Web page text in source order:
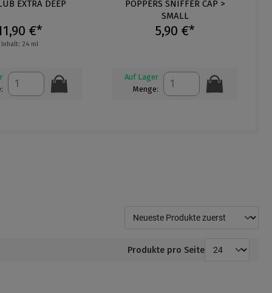
Bewertung von 4.8 von 5 Sternen
EXTRA DEEP
€*
Inhalt: 24 ml
Durchschnittliche Bewertung von
POPPERS SNIFFER CAP >
SMALL
5,90 €*
Auf Lager
Menge:
Produkte pro Seite